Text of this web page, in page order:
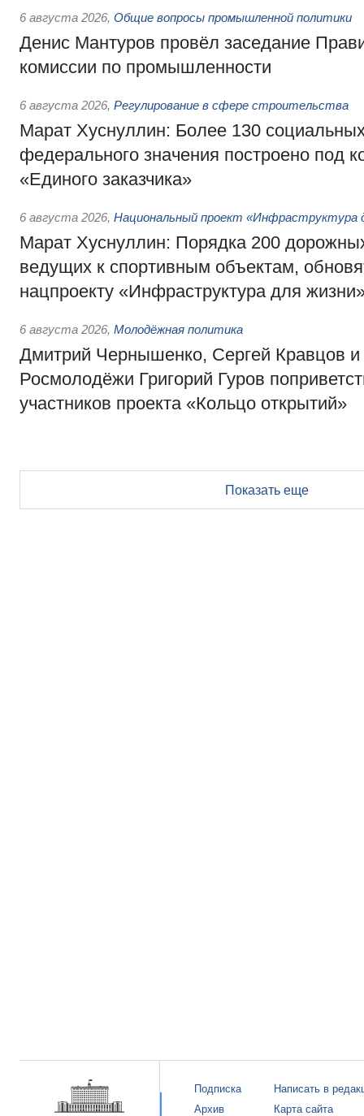
6 августа 2026, Общие вопросы промышленной политики
Денис Мантуров провёл заседание
комиссии по промышленности
6 августа 2026, Регулирование в сфере строительства
Марат Хуснуллин: Более 130
федерального значения построено под
«Единого заказчика»
6 августа 2026, Национальный проект «Инфраструктура
Марат Хуснуллин: Порядка 200
ведущих к спортивным объектам,
нацпроекту «Инфраструктура для
6 августа 2026, Молодёжная политика
Дмитрий Чернышенко, Сергей Кравцов и
Росмолодёжи Григорий Гуров
участников проекта «Кольцо открытий»
Показать еще
Подписка
Архив
Написать в
Карта сайта